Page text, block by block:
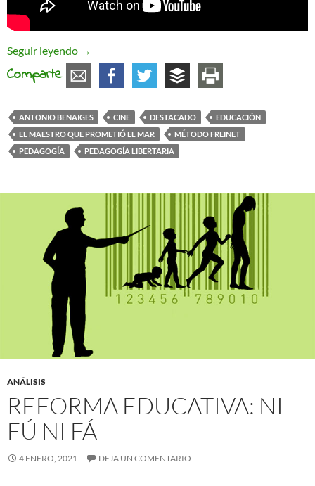
Seguir leyendo «El maestro que prometió el mar», Antonio
→
Comparte
ANTONIO BENAIGES CINE DESTACADO
EDUCACIÓN
EL MAESTRO QUE PROMETIÓ EL MAR
MÉTODO FREINET
PEDAGOGÍA
PEDAGOGÍA LIBERTARIA
ANÁLISIS
REFORMA EDUCATIVA: NI
FÚ NI FÁ
4 ENERO, 2021 DEJA UN COMENTARIO